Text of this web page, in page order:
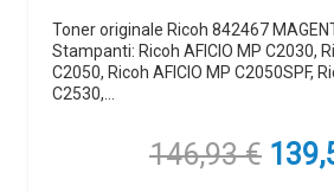
Toner originale Ricoh 842467
Stampanti: Ricoh AFICIO MP C2030,
C2050, Ricoh AFICIO MP C2050SPF,
C2530,…
146,93€ Il